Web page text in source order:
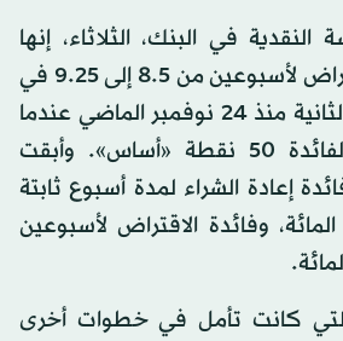
في البنك، الثلاثاء، إنها
قررت رفع فائدة الإقراض لأسبوعين من 8.5 إلى 9.25 في
المائة، والزيادة هي الثانية منذ 24 نوفمبر الماضي عندما
رفع البنك أسعار الفائدة 50 نقطة «أساس». وأبقت
إعادة الشراء لمدة أسبوع ثابتة
8.0 في المائة، وفائدة الاقتراض لأسبوعين
كانت تأمل في خطوات أخرى